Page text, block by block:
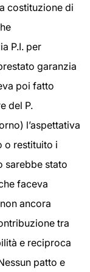
costituzione di
P.I. per
garanzia
poi fatto
del P.
l’aspettativa
o restituito i
sarebbe stato
faceva
ancora
tra
e reciproca
patto e